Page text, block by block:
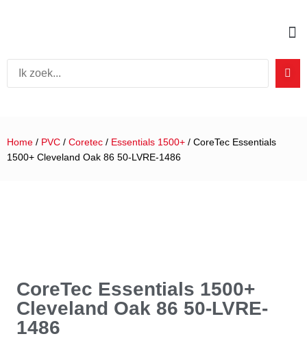
Home / PVC / Coretec / Essentials 1500+ / CoreTec Essentials
1500+ Cleveland Oak 86 50-LVRE-1486
CoreTec Essentials 1500+
Cleveland Oak 86 50-LVRE-
1486